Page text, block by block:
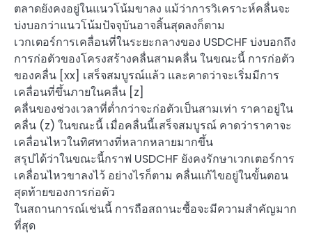
ตลาดยังคงอยู่ในแนวโน้มขาลง แม้ว่าการวิเคราะห์คลื่นจะ
บ่งบอกว่าแนวโน้มปัจจุบันอาจสิ้นสุดลงก็ตาม
เวกเตอร์การเคลื่อนที่ในระยะกลางของ USDCHF บ่งบอกถึง
การก่อตัวของโครงสร้างคลื่นสามคลื่น ในขณะนี้ การก่อตัว
ของคลื่น [xx] เสร็จสมบูรณ์แล้ว และคาดว่าจะเริ่มมีการ
เคลื่อนที่ขึ้นภายในคลื่น [z]
คลื่นของช่วงเวลาที่ต่ำกว่าจะก่อตัวเป็นสามเท่า ราคาอยู่ใน
คลื่น (z) ในขณะนี้ เมื่อคลื่นนี้เสร็จสมบูรณ์ คาดว่าราคาจะ
เคลื่อนไหวในทิศทางที่หลากหลายมากขึ้น
สรุปได้ว่าในขณะนี้กราฟ USDCHF ยังคงรักษาเวกเตอร์การ
เคลื่อนไหวขาลงไว้ อย่างไรก็ตาม คลื่นแก้ไขอยู่ในขั้นตอน
สุดท้ายของการก่อตัว
ในสถานการณ์เช่นนี้ การถือสถานะซื้อจะมีความสำคัญมาก
ที่สุด